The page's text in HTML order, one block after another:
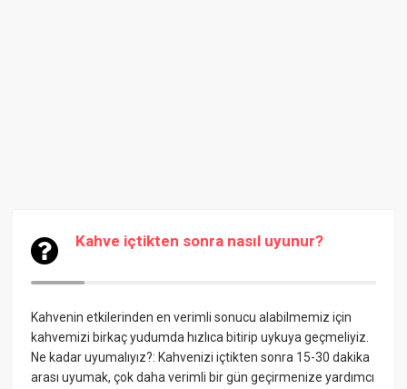
Kahve içtikten sonra nasıl uyunur?
Kahvenin etkilerinden en verimli sonucu alabilmemiz için
kahvemizi birkaç yudumda hızlıca bitirip uykuya geçmeliyiz.
Ne kadar uyumalıyız?: Kahvenizi içtikten sonra 15-30 dakika
arası uyumak, çok daha verimli bir gün geçirmenize yardımcı